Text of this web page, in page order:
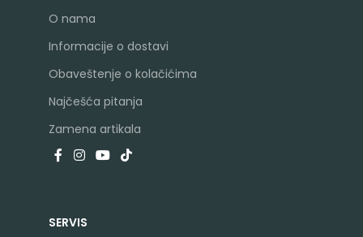
O nama
Informacije o dostavi
Obaveštenje o kolačićima
Najčešća pitanja
Zamena artikala
SERVIS